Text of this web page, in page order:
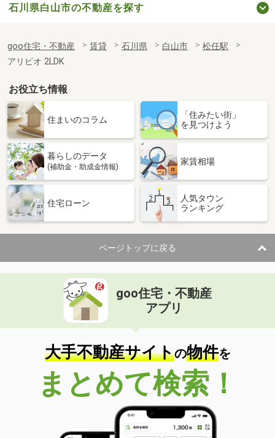
石川県白山市の不動産を探す
goo住宅・不動産 賃貸 石川県 白山市
松任駅
アリビオ 2LDK
お役立ち情報
住まいのコラム
「住みたい街」
を見つけよう
暮らしのデータ
(補助金・助成金情報)
家賃相場
住宅ローン
人気タウン
ランキング
ページトップに戻る
goo住宅・不動産
アプリ
大手不動産サイトの物件を
まとめて検索！